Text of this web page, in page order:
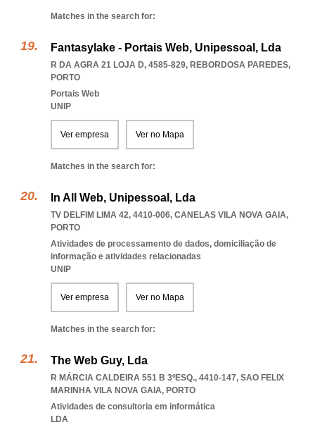
Matches in the search for:
Fantasylake - Portais Web, Unipessoal, Lda
R DA AGRA 21 LOJA D, 4585-829, REBORDOSA PAREDES,
PORTO
Portais Web
UNIP
Ver empresa Ver no Mapa
Matches in the search for:
In All Web, Unipessoal, Lda
TV DELFIM LIMA 42, 4410-006, CANELAS VILA NOVA GAIA,
PORTO
Atividades de processamento de dados, domiciliação de
informação e atividades relacionadas
UNIP
Ver empresa Ver no Mapa
Matches in the search for:
The Web Guy, Lda
R MÁRCIA CALDEIRA 551 B 3ºESQ., 4410-147, SAO FELIX
MARINHA VILA NOVA GAIA, PORTO
Atividades de consultoria em informática
LDA